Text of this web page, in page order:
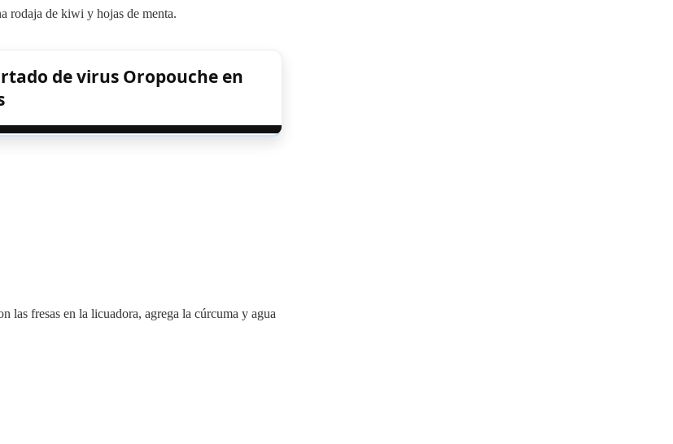
rodaja de kiwi y hojas de menta.
de virus Oropouche en
las fresas en la licuadora, agrega la cúrcuma y agua